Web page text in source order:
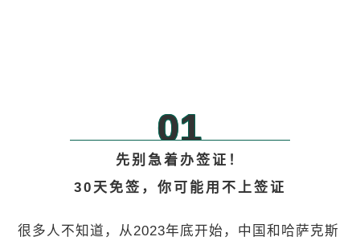
01
先别急着办签证！
30天免签，你可能用不上签证
很多人不知道，从2023年底开始，中国和哈萨克斯